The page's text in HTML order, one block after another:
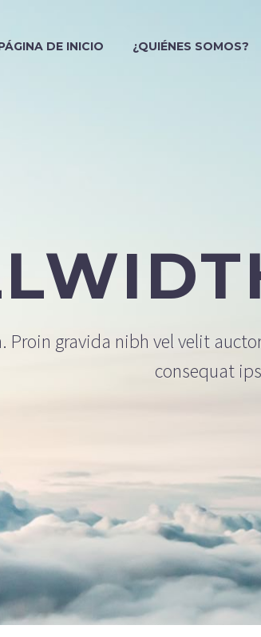
DE INICIO ¿QUIÉNES SOMOS?
Proin gravida nibh vel velit
consequat